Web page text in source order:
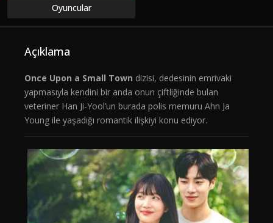
Oyuncular
Açıklama
Once Upon a Small Town dizisi, dedesinin emrivaki
yapmasıyla kendini bir anda onun çiftliğinde bulan
veteriner Han Ji-Yool’un burada polis memuru Ahn Ja
Young ile yaşadığı romantik ilişkiyi konu ediyor.